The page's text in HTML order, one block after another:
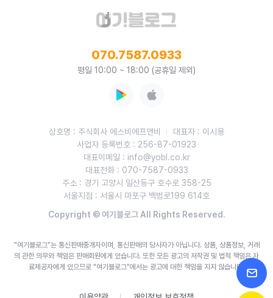
070.7587.0933
평일 10:00 ~ 18:00 (공휴일 제외)
상호명 : 주식회사 에스비에프앤비
대표자 : 이시용
사업자 등록번호 : 256-87-01923
대표이메일 : info@yobl.co.kr
대표전화 : 070-7587-0933
주소 : 경기 고양시 일산동구 호수로 358-25
서울지점 : 서울시 마포구 백범로199 614호
Copyright © 여기블로그 All Rights Reserved.
"여기블로그"는 통신판매중개자이며, 통신판매의 당사자가 아닙니다. 상품, 상품정보, 거래
의 관한 의무와 책임은 판매회원에게 있습니다. 또한 모든 광고의 저작권 및 법적 책임은 자
료제공자에게 있으므로 "여기블로그"에서는 광고에 대한 책임을 지지 않습니다.